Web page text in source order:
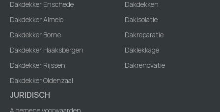
Dakdekker Enschede
Dakdekker Almelo
Dakdekker Borne
Dakdekker Haaksbergen
Dakdekker Rijssen
Dakdekker Oldenzaal
Dakdekken
Dakisolatie
Dakreparatie
Daklekkage
Dakrenovatie
JURIDISCH